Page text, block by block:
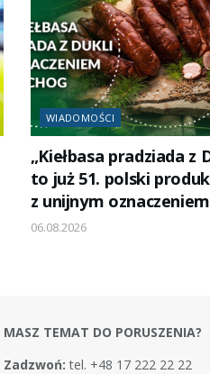
WIADOMOŚCI
„Kiełbasa pradziada z
to już 51. polski
z unijnym oznaczeniem
06.08.2026
MASZ TEMAT DO PORUSZENIA?
Zadzwoń: tel. +48 17 222 22 22